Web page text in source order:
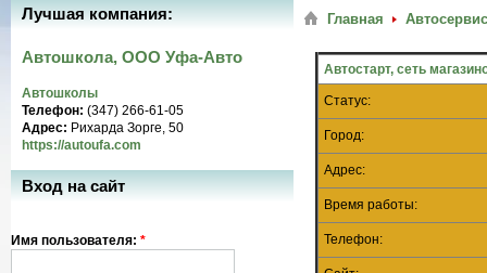
Главная
Автостарт, сеть
Статус:
Город:
Адрес:
Время работы:
Телефон:
Лучшая компания:
Автошкола, ООО Уфа-Авто
Автошколы
Телефон: (347) 266-61-05
Адрес: Рихарда Зорге, 50
https://autoufa.com
Вход на сайт
Имя пользователя: *